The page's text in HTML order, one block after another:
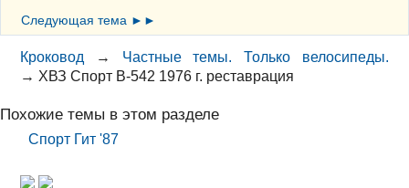
Следующая тема ►►
Кроковод → Частные темы. Только велосипеды.
→ ХВЗ Спорт В-542 1976 г. реставрация
Похожие темы в этом разделе
Спорт Гит '87